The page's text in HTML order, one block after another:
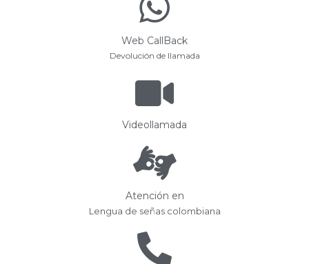
Web CallBack
Devolución de llamada
Videollamada
Atención en
Lengua de señas colombiana